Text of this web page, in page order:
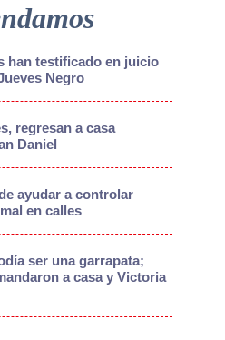
han testificado en juicio
Negro
regresan a casa
Daniel
ayudar a controlar
en calles
ser una garrapata;
a casa y Victoria